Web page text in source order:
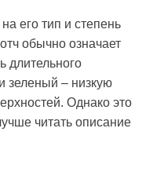
его тип и степень
обычно означает
длительного
зеленый – низкую
Однако это
читать описание